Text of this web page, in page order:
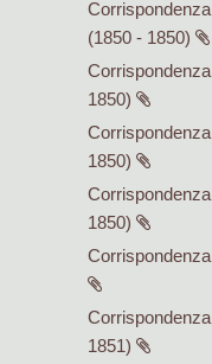
Corrispondenza
(1850 - 1850)
Corrispondenza
1850)
Corrispondenza
1850)
Corrispondenza
1850)
Corrispondenza
Corrispondenza
1851)